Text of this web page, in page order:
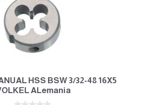
HSS BSW 3/32-48 16X5
ALemania